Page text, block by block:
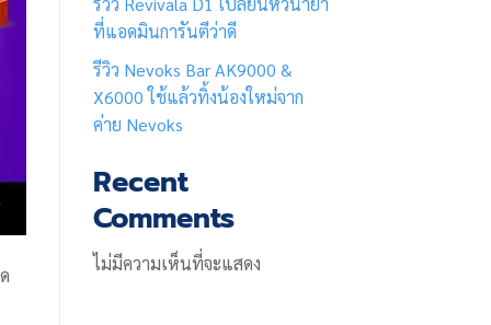
ที่แอดมินการันตีว่าดี
รีวิว Nevoks Bar AK9000 &
X6000 ใช้แล้วทิ้งน้องใหม่จาก
ค่าย Nevoks
Recent
Comments
ไม่มีความเห็นที่จะแสดง